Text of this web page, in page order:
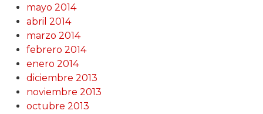
mayo 2014
abril 2014
marzo 2014
febrero 2014
enero 2014
diciembre 2013
noviembre 2013
octubre 2013